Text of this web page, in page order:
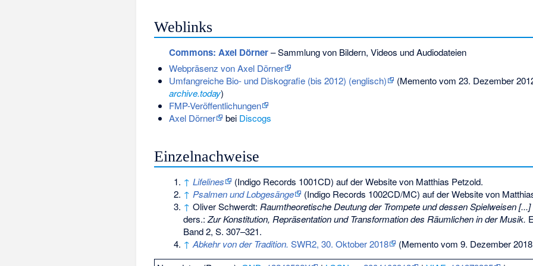
Weblinks
Commons: Axel Dörner– Sammlung von Bildern, Videos und Audiodateien
Webpräsenz von Axel Dörner
Umfangreiche Bio- und Diskografie (bis 2012) (englisch)
(Mementovom 23. Dezember
archive.today)
FMP-Veröffentlichungen
Axel Dörner
bei Discogs
Einzelnachweise
↑ Lifelines
(Indigo Records 1001CD) auf der Website von Matthias Petzold.
↑ Psalmen und Lobgesänge
(Indigo Records 1002CD/MC) auf der Website von
↑ Oliver Schwerdt: Raumtheoretische Deutung der Trompete und dessen Spielweisen
ders.: Zur Konstitution, Repräsentation und Transformation des Räumlichen in der Musik.
Band 2, S. 307–321.
↑ Abkehr von der Tradition. SWR2, 30. Oktober 2018 (Mementovom 9. Dezember